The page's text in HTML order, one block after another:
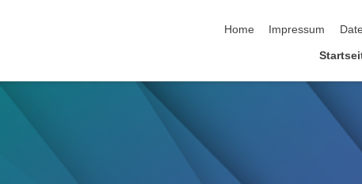
Home
Impressum